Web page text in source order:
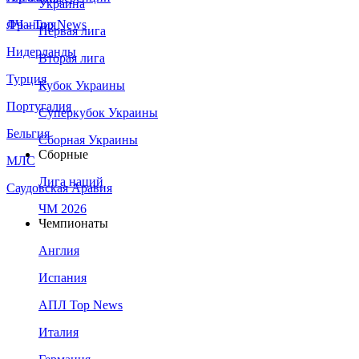
Франция
Нидерланды
Турция
Португалия
Бельгия
МЛС
Саудовская Аравия
ЛЧ - Top News
Украина
Первая лига
Вторая лига
Кубок Украины
Суперкубок Украины
Сборная Украины
Сборные
Лига наций
ЧМ 2026
Чемпионаты
Англия
Испания
АПЛ Top News
Италия